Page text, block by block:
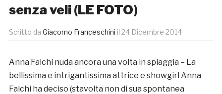
senza veli (LE FOTO)
Scritto da Giacomo Franceschini il 24 Dicembre 2014
Anna Falchi nuda ancora una volta in spiaggia – La
bellissima e intrigantissima attrice e showgirl Anna
Falchi ha deciso (stavolta non di sua spontanea